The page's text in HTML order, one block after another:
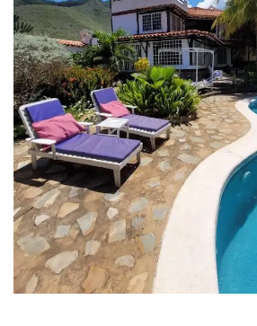
excepcional en Porlamar,
de Margarita, […]